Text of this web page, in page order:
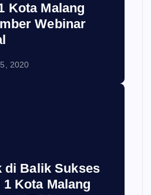
Kota Malang
Webinar
2020
di Balik Sukses
Kota Malang